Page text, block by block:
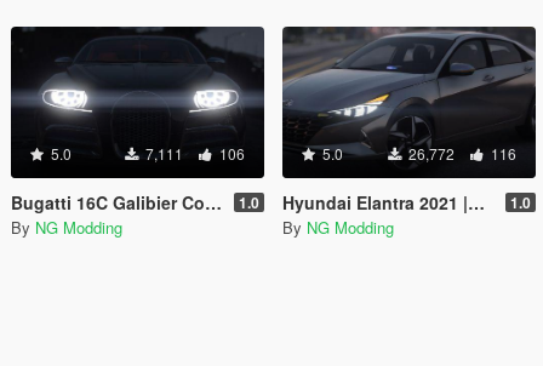
5.0 7,111 106
Bugatti 16C Galibier Concept 2009 [Add-On] 1.0
By NG Modding
5.0 26,772 116
Hyundai Elantra 2021 |Beta| [Add-On] 1.0
By NG Modding